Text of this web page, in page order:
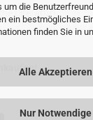
um die
ein bestmögliches
finden Sie in
Alle Akzeptieren
Nur Notwendige
Literatur)